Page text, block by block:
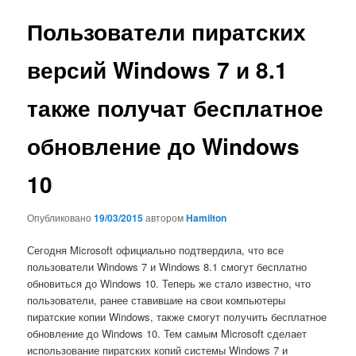
Пользователи пиратских
версий Windows 7 и 8.1
также получат бесплатное
обновление до Windows
10
Опубликовано19/03/2015авторомHamilton
Сегодня Microsoft официально подтвердила, что все
пользователи Windows 7 и Windows 8.1 смогут бесплатно
обновиться до Windows 10. Теперь же стало известно, что
пользователи, ранее ставившие на свои компьютеры
пиратские копии Windows, также смогут получить бесплатное
обновление до Windows 10. Тем самым Microsoft сделает
использование пиратских копий системы Windows 7 и